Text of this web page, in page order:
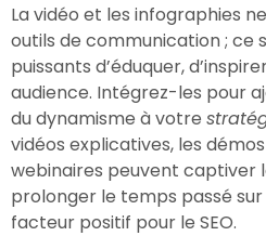
La vidéo et les infographies
outils de communication ; ce
puissants d’éduquer,
audience. Intégrez-les pour
du dynamisme à votre
vidéos explicatives, les
webinaires peuvent captiver
prolonger le temps passé
facteur positif pour le SEO.